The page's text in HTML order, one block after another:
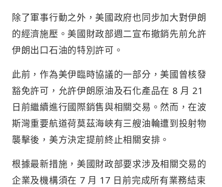
除了軍事行動之外，美國政府也同步加大對伊朗
的經濟施壓。美國財政部週二宣布撤銷先前允許
伊朗出口石油的特別許可。
此前，作為美伊臨時協議的一部分，美國曾核發
豁免許可，允許伊朗原油及石化產品在 8 月 21
日前繼續進行國際銷售與相關交易。然而，在波
斯灣重要航道荷莫茲海峽有三艘油輪遭到投射物
襲擊後，美方決定提前終止相關安排。
根據最新措施，美國財政部要求涉及相關交易的
企業及機構須在 7 月 17 日前完成所有業務結束